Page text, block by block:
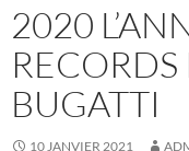
2020
RECORDS
BUGATTI
10 JANVIER 2021